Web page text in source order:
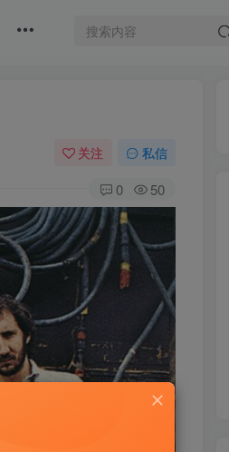
关注 私信
0 50